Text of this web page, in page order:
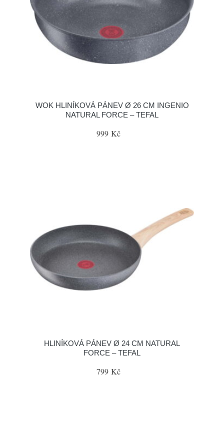
WOK HLINÍKOVÁ PÁNEV Ø 26 CM INGENIO
NATURAL FORCE – TEFAL
999 Kč
HLINÍKOVÁ PÁNEV Ø 24 CM NATURAL
FORCE – TEFAL
799 Kč